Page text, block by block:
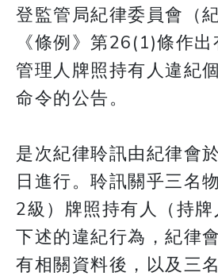
登監管局紀律委員會（
《條例》第26(1)條作
管理人牌照持有人違紀
命令的公告。
是次紀律聆訊由紀律會
日進行。聆訊關乎三名
2級）牌照持有人（持
下述的違紀行為，紀律
有相關資料後，以及三